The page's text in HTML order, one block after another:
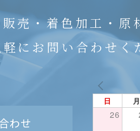
売・着色加工・
にお問い合わせく
わせ
日 月
26